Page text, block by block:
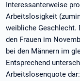
Interessanterweise
Arbeitslosigkeit
weibliche Geschlecht.
den Frauen im
bei den Männern im
Entsprechend
Arbeitslosenquote